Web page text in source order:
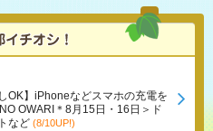
OK】iPhoneなどスマホの充電を
OWARI＊8月15日・16日＞ド
など (8/10UP!)